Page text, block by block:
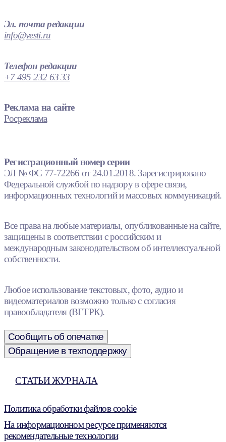
Эл. почта редакции
info@vesti.ru
Телефон редакции
+7 495 232 63 33
Реклама на сайте
Росреклама
Регистрационный номер серии
ЭЛ № ФС 77-72266 от 24.01.2018. Зарегистрировано
Федеральной службой по надзору в сфере связи,
информационных технологий и массовых коммуникаций.
Все права на любые материалы, опубликованные на сайте,
защищены в соответствии с российским и
международным законодательством об интеллектуальной
собственности.
Любое использование текстовых, фото, аудио и
видеоматериалов возможно только с согласия
правообладателя (ВГТРК).
Сообщить об опечатке
Обращение в техподдержку
СТАТЬИ ЖУРНАЛА
Политика обработки файлов cookie
На информационном ресурсе применяются
рекомендательные технологии